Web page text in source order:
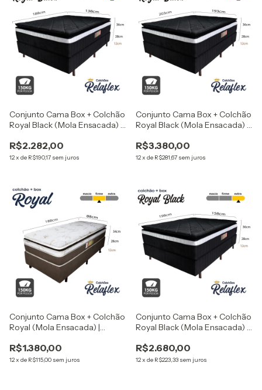
Conjunto Cama Box + Colchão
Royal Black (Mola Ensacada) |
R$2.282,00
12x de R$190,17 sem juros
Conjunto Cama Box + Colchão
Royal Black (Mola Ensacada) |
R$3.380,00
12x de R$281,67 sem juros
Conjunto Cama Box + Colchão
Royal (Mola Ensacada) |
R$1.380,00
12x de R$115,00 sem juros
Conjunto Cama Box + Colchão
Royal Black (Mola Ensacada) |
R$2.680,00
12x de R$223,33 sem juros